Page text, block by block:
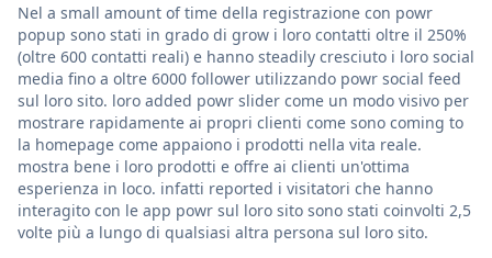
Nel a small amount of time della registrazione con powr
popup sono stati in grado di grow i loro contatti oltre il 250%
(oltre 600 contatti reali) e hanno steadily cresciuto i loro social
media fino a oltre 6000 follower utilizzando powr social feed
sul loro sito. loro added powr slider come un modo visivo per
mostrare rapidamente ai propri clienti come sono coming to
la homepage come appaiono i prodotti nella vita reale.
mostra bene i loro prodotti e offre ai clienti un'ottima
esperienza in loco. infatti reported i visitatori che hanno
interagito con le app powr sul loro sito sono stati coinvolti 2,5
volte più a lungo di qualsiasi altra persona sul loro sito.